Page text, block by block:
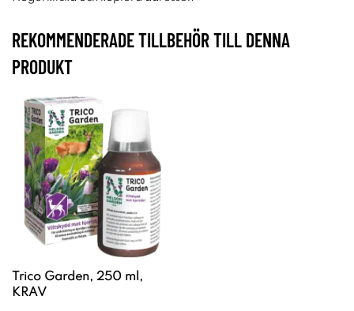
REKOMMENDERADE TILLBEHÖR TILL DENNA
PRODUKT
Trico Garden, 250 ml,
KRAV